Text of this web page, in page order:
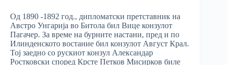
Од 1890 -1892 год., дипломатски претставник на
Австро Унгарија во Битола бил Вице конзулот
Пагачер. За време на бурните настани, пред и по
Илинденското востание бил конзулот Август Крал.
Тој заедно со рускиот конзул Александар
Ростковски според Крсте Петков Мисирков биле